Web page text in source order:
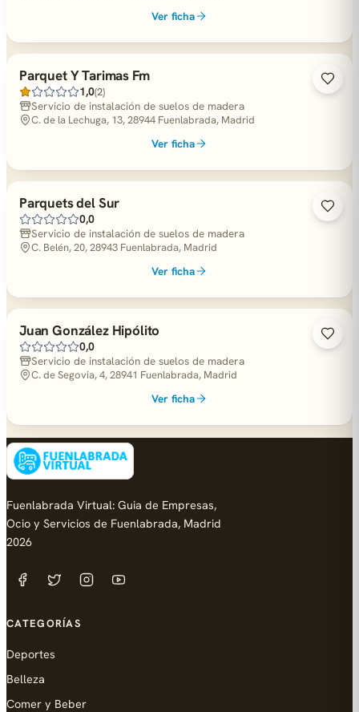
Ver ficha
Parquet Y Tarimas Fm
1,0(2)
Servicio de instalación de suelos de madera
C. de la Lechuga, 13, 28944 Fuenlabrada, Madrid
Ver ficha
Parquets del Sur
0,0
Servicio de instalación de suelos de madera
C. Belén, 20, 28943 Fuenlabrada, Madrid
Ver ficha
Juan González Hipólito
0,0
Servicio de instalación de suelos de madera
C. de Segovia, 4, 28941 Fuenlabrada, Madrid
Ver ficha
Fuenlabrada Virtual: Guia de Empresas,
Ocio y Servicios de Fuenlabrada, Madrid
2026
CATEGORÍAS
Deportes
Belleza
Comer y Beber